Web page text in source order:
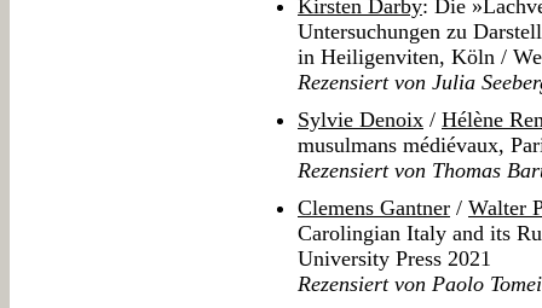
Kirsten Darby: Die
Untersuchungen zu
in Heiligenviten, Köln /
Rezensiert von Julia
Sylvie Denoix / Hélène
musulmans médiévaux,
Rezensiert von Thomas
Clemens Gantner / Walter
Carolingian Italy and its
University Press 2021
Rezensiert von Paolo Tomei